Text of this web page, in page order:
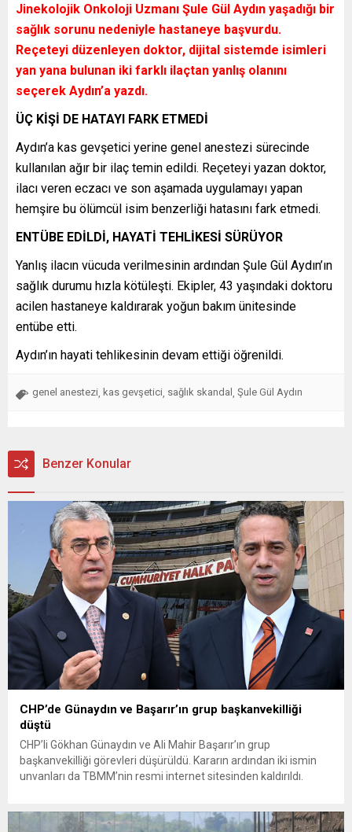
Jinekolojik Onkoloji Uzmanı Şule Gül Aydın yaşadığı bir
sağlık sorunu nedeniyle hastaneye başvurdu.
Reçeteyi düzenleyen doktor, dijital sistemde isimleri
yan yana bulunan iki farklı ilaçtan yanlış olanını
seçerek Aydın’a yazdı.
ÜÇ KİŞİ DE HATAYI FARK ETMEDİ
Aydın’a kas gevşetici yerine genel anestezi sürecinde
kullanılan ağır bir ilaç temin edildi. Reçeteyi yazan doktor,
ilacı veren eczacı ve son aşamada uygulamayı yapan
hemşire bu ölümcül isim benzerliği hatasını fark etmedi.
ENTÜBE EDİLDİ, HAYATİ TEHLİKESİ SÜRÜYOR
Yanlış ilacın vücuda verilmesinin ardından Şule Gül Aydın’ın
sağlık durumu hızla kötüleşti. Ekipler, 43 yaşındaki doktoru
acilen hastaneye kaldırarak yoğun bakım ünitesinde
entübe etti.
Aydın’ın hayati tehlikesinin devam ettiği öğrenildi.
genel anestezi kas gevşetici sağlık skandal Şule Gül Aydın
Benzer Konular
CHP’de Günaydın ve Başarır’ın grup başkanvekilliği
düştü
CHP’li Gökhan Günaydın ve Ali Mahir Başarır’ın grup
başkanvekilliği görevleri düşürüldü. Kararın ardından iki ismin
unvanları da TBMM’nin resmi internet sitesinden kaldırıldı.
çıkarma cezası uygulanmak üzere Yüksek Disiplin Kurulu’na